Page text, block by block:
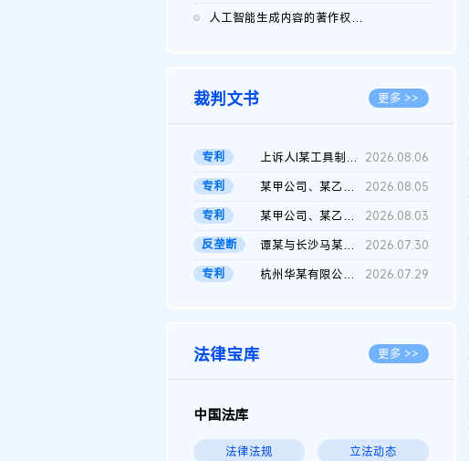
人工智能生成内容的著作权司法认定：演进逻辑、现实困境与规则建...
裁判文书 更多 >>
专利 上诉人I某工具制品有限公司与被上诉人程某及一审被告中华人民共和...
2026.08.06
专利
某甲公司、某乙公司、某丙公司申请诉前行为保全复议裁定书
2026.08.05
专利
某甲公司、某乙公司、官某与某丙公司专利申请权权属纠纷 二审判决...
2026.08.03
反垄断
谭某与长沙马某堆农产品股份有限公司滥用市场支配地位纠纷二审裁...
2026.07.30
专利
杭州华某有限公司与菲某有限公司侵害发明专利权纠纷 2026.07.29
法律宝库 更多 >>
中国法库
法律法规 立法动态